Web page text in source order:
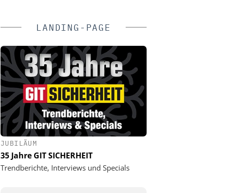
LANDING-PAGE
JUBILÄUM
35 Jahre GIT SICHERHEIT
Trendberichte, Interviews und Specials